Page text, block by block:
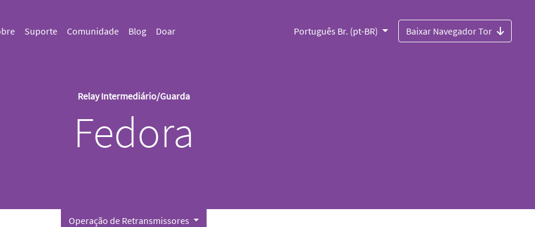
Suporte Comunidade Blog Doar Português Br. (pt-BR) Baixar Navegador Tor
Relay Intermediário/Guarda
Fedora
Operação de Retransmissores